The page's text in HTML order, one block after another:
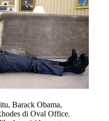
Barack Obama,
di Oval Office.